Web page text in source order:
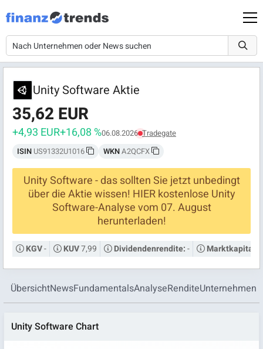
Unity Software Aktie
35,62 EUR
+4,93 EUR+16,08 %06.08.2026 Tradegate
ISIN US91332U1016 WKNA2QCFX
Unity Software - das sollten Sie jetzt unbedingt
über die Aktie wissen! HIER kostenlose Unity
Software-Analyse vom 07. August
herunterladen!
KGV- KUV7,99 Dividendenrendite:-
ÜbersichtNewsFundamentalsAnalyseRenditeUnternehmen
Unity Software Chart